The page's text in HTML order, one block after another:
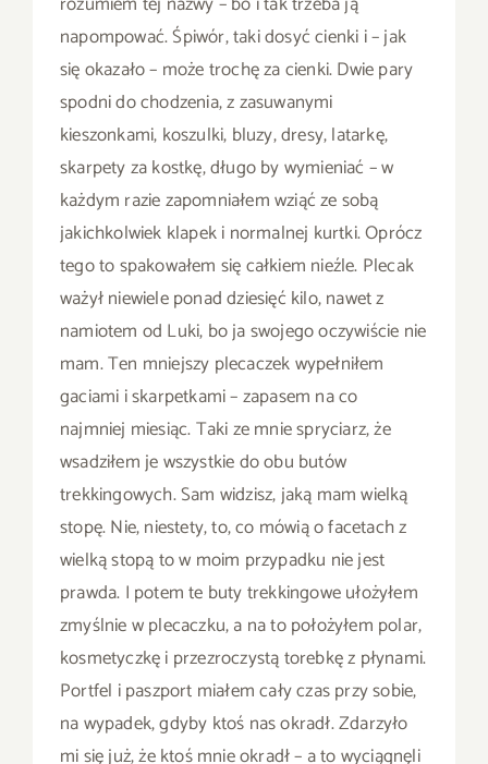
napompować. Śpiwór, taki dosyć cienki i – jak
się okazało – może trochę za cienki. Dwie pary
spodni do chodzenia, z zasuwanymi
kieszonkami, koszulki, bluzy, dresy, latarkę,
skarpety za kostkę, długo by wymieniać – w
każdym razie zapomniałem wziąć ze sobą
jakichkolwiek klapek i normalnej kurtki. Oprócz
tego to spakowałem się całkiem nieźle. Plecak
ważył niewiele ponad dziesięć kilo, nawet z
namiotem od Luki, bo ja swojego oczywiście nie
mam. Ten mniejszy plecaczek wypełniłem
gaciami i skarpetkami – zapasem na co
najmniej miesiąc. Taki ze mnie spryciarz, że
wsadziłem je wszystkie do obu butów
trekkingowych. Sam widzisz, jaką mam wielką
stopę. Nie, niestety, to, co mówią o facetach z
wielką stopą to w moim przypadku nie jest
prawda. I potem te buty trekkingowe ułożyłem
zmyślnie w plecaczku, a na to położyłem polar,
kosmetyczkę i przezroczystą torebkę z płynami.
Portfel i paszport miałem cały czas przy sobie,
na wypadek, gdyby ktoś nas okradł. Zdarzyło
mi się już, że ktoś mnie okradł – a to wyciągnęli